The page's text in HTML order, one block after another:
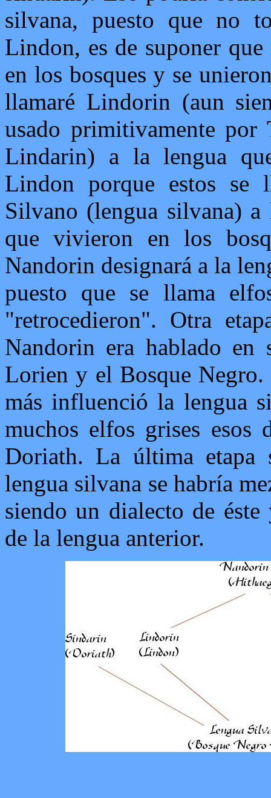
silvana, puesto que no
Lindon, es de suponer
en los bosques y se
llamaré Lindorin (aun
usado primitivamente
Lindarin) a la lengua
Lindon porque estos
Silvano (lengua silvana)
que vivieron en los
Nandorin designará a la
puesto que se llama
"retrocedieron". Otra
Nandorin era hablado en
Lorien y el Bosque Negro.
más influenció la lengua
muchos elfos grises esos
Doriath. La última
lengua silvana se habría
siendo un dialecto de
de la lengua anterior.